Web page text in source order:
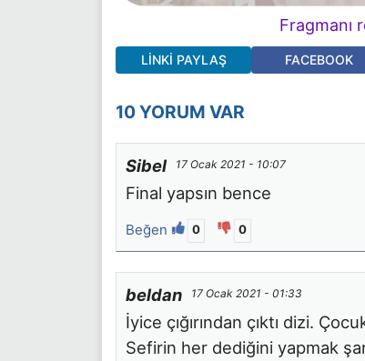
Fragmanı
LINKI PAYLAŞ FACEBOOK
10 YORUM VAR
Sibel 17 Ocak 2021 - 10:07
Final yapsın bence
Beğen 0 0
beldan 17 Ocak 2021 - 01:33
İyice çığırından çıktı dizi.
Sefirin her dediğini yapmak